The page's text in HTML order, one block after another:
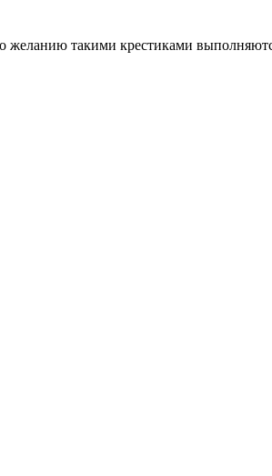
желанию такими крестиками